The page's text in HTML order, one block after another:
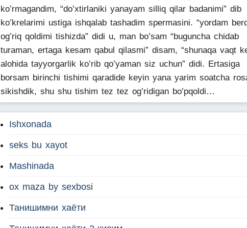
ko’rmagandim, “do’xtirlaniki yanayam silliq qilar badanimi” dib
ko’krelarimi ustiga ishqalab tashadim spermasini. “yordam
og’riq qoldimi tishizda” didi u, man bo’sam “buguncha chidab
turaman, ertaga kesam qabul qilasmi” disam, “shunaqa vaqt
alohida tayyorgarlik ko’rib qo’yaman siz uchun” didi. Ertasiga
borsam birinchi tishimi qaradide keyin yana yarim soatcha
sikishdik, shu shu tishim tez tez og’ridigan bo’pqoldi…
Ishxonada
seks bu xayot
Mashinada
ox maza by sexbosi
Танишимни хаёти